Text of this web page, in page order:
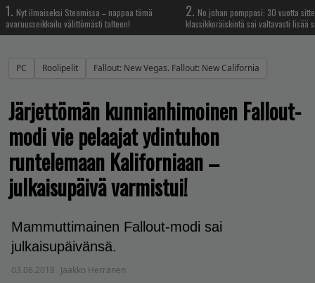
1. Nyt ilmaiseksi Steamissa – nappaa tämä
avaruusseikkailu välittömästi talteen!
2. No johan pomppasi: 30 vuotta
klassikkoräiskintä sai valtavasti lisää
PC Roolipelit Fallout: New Vegas. Fallout: New California
Järjettömän kunnianhimoinen Fallout-
modi vie pelaajat ydintuhon
runtelemaan Kaliforniaan –
julkaisupäivä varmistui!
Mammuttimainen Fallout-modi sai
julkaisupäivänsä.
03.06.2018 Jaakko Herranen